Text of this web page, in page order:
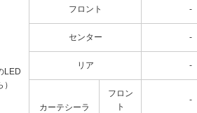
LED
フロント -
センター -
リア -
カーテシーラ
フロン
ト
-